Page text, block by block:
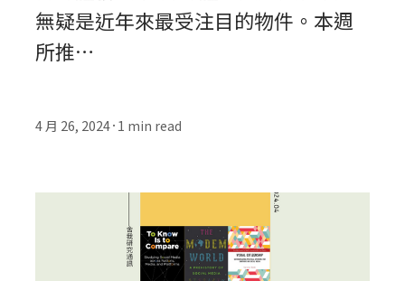
無疑是近年來最受注目的物件。本週
所推…
4 月 26, 2024 • 1 min read